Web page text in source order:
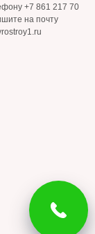
+7 861 217 70
на почту